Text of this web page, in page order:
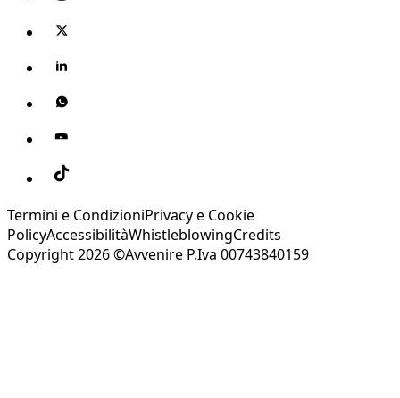
Termini e CondizioniPrivacy e Cookie
PolicyAccessibilitàWhistleblowingCredits
Copyright 2026 ©Avvenire P.Iva 00743840159